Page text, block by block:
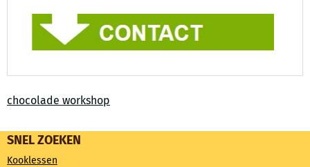
chocolade workshop
SNEL ZOEKEN
Kooklessen